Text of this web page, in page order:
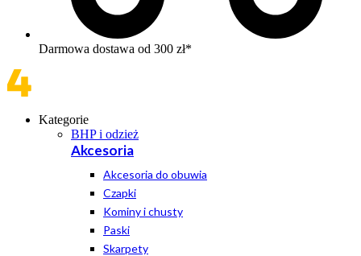
Darmowa dostawa od 300 zł*
Kategorie
BHP i odzież
Akcesoria
Akcesoria do obuwia
Czapki
Kominy i chusty
Paski
Skarpety